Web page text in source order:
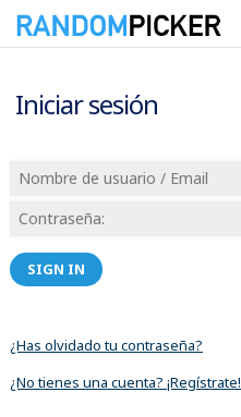
Iniciar sesión
SIGN IN
¿Has olvidado tu contraseña?
¿No tienes una cuenta? ¡Regístrate!